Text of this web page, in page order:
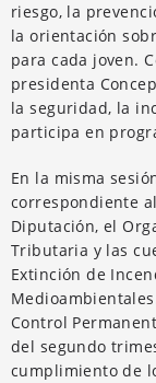
riesgo, la
la orientación
para cada joven.
presidenta
la seguridad, la
participa en
En la misma
correspondiente
Diputación, el
Tributaria y las
Extinción de
Control
del segundo
cumplimiento de